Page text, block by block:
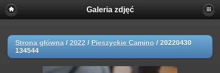
Galeria zdjęć
Strona główna / 2022 / Pieszyckie Camino / 20220430
134544